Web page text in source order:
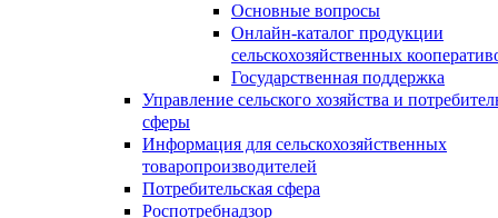
Основные вопросы
Онлайн-каталог продукции
сельскохозяйственных
Государственная поддержка
Управление сельского хозяйства и
сферы
Информация для сельскохозяйственных
товаропроизводителей
Потребительская сфера
Роспотребнадзор